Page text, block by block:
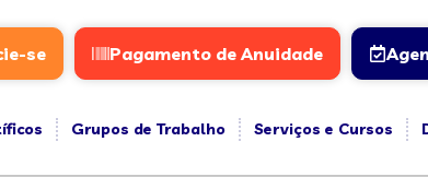
se Pagamento de Anuidade
Grupos de Trabalho Serviços e Cursos